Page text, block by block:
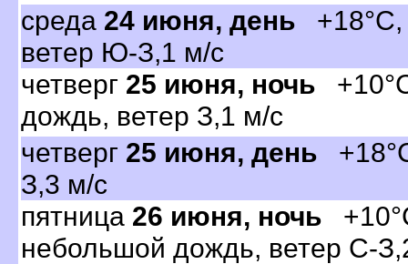
среда 24 июня, день +18°C,
етер Ю-З,1 м/с
четвер 25 июня, ночь
дождь, ветер З,1 м/с
четвер 25 июня, день
З,3 м/с
пятница 26 июня, ночь
небольшой дождь, ветер С-